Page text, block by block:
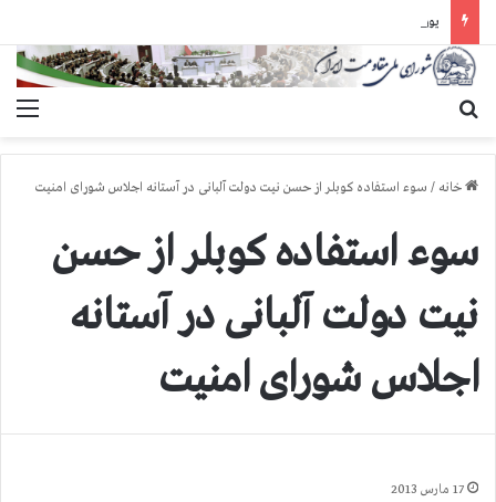
یورش وحشیانه گارد زندان اوین به سالن ۵ بند ۷ و ضرب و شتم زندانیان
خانه / سوء استفاده کوبلر از حسن نیت دولت آلبانی در آستانه اجلاس شورای امنیت
سوء استفاده کوبلر از حسن
نیت دولت آلبانی در آستانه
اجلاس شورای امنیت
17 مارس 2013